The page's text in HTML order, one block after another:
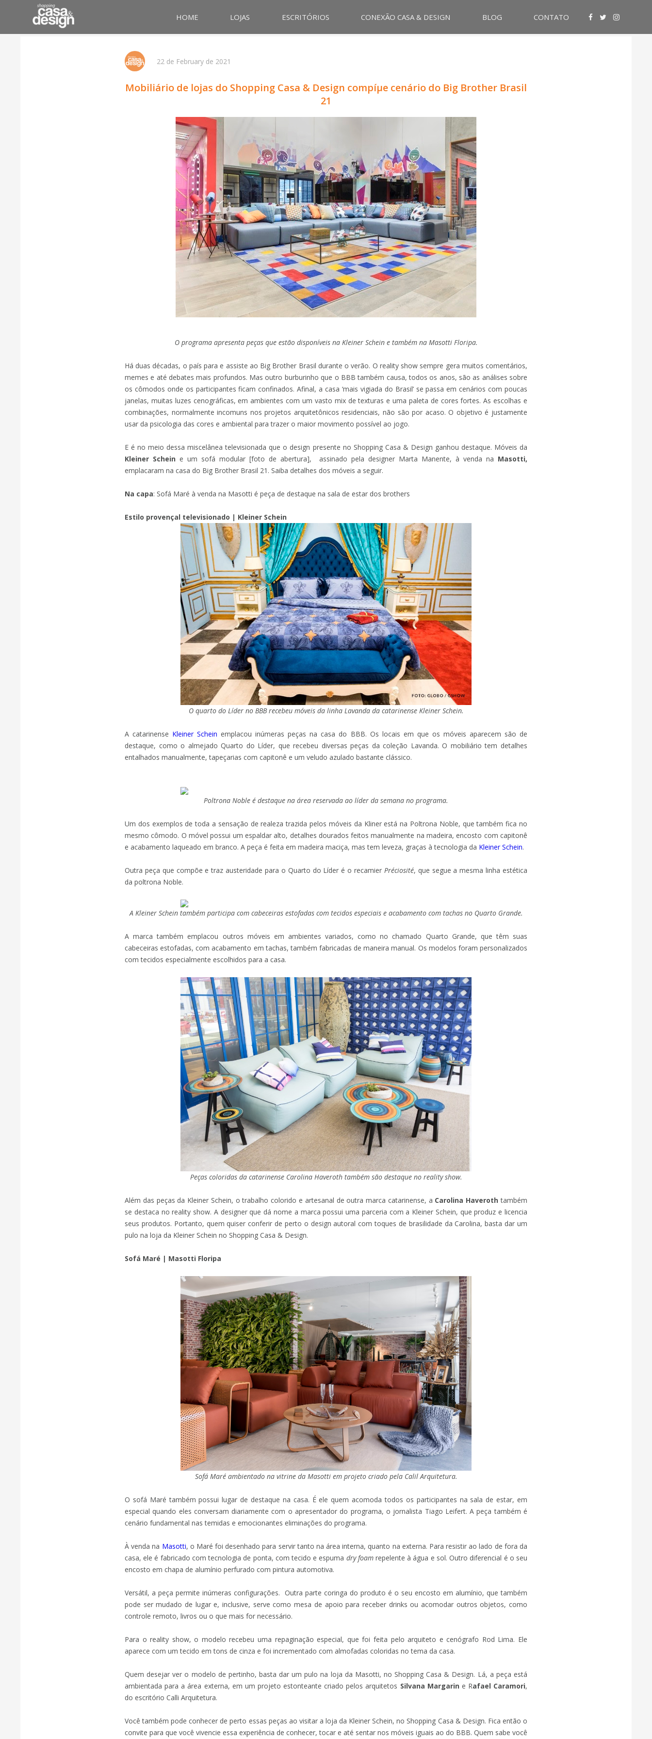
HOME LOJAS ESCRITÓRIOS CONEXÃO CASA & DESIGN BLOG CONTATO
22 de February de 2021
Mobiliário de lojas do Shopping Casa & Design compíµe cenário do Big Brother Brasil
21
O programa apresenta peças que estão disponíveis na Kleiner Schein e também na Masotti Floripa.
Há duas décadas, o país para e assiste ao Big Brother Brasil durante o verão. O reality show sempre gera muitos comentários,
memes e até debates mais profundos. Mas outro burburinho que o BBB também causa, todos os anos, são as análises sobre
os cômodos onde os participantes ficam confinados. Afinal, a casa ‘mais vigiada do Brasil’ se passa em cenários com poucas
janelas, muitas luzes cenográficas, em ambientes com um vasto mix de texturas e uma paleta de cores fortes. As escolhas e
combinações, normalmente incomuns nos projetos arquitetônicos residenciais, não são por acaso. O objetivo é justamente
usar da psicologia das cores e ambiental para trazer o maior movimento possível ao jogo.
E é no meio dessa miscelânea televisionada que o design presente no Shopping Casa & Design ganhou destaque. Móveis da
Kleiner Schein e um sofá modular [foto de abertura], assinado pela designer Marta Manente, à venda na Masotti,
emplacaram na casa do Big Brother Brasil 21. Saiba detalhes dos móveis a seguir.
Na capa: Sofá Maré à venda na Masotti é peça de destaque na sala de estar dos brothers
Estilo provençal televisionado | Kleiner Schein
O quarto do Líder no BBB recebeu móveis da linha Lavanda da catarinense Kleiner Schein.
A catarinense Kleiner Schein emplacou inúmeras peças na casa do BBB. Os locais em que os móveis aparecem são de
destaque, como o almejado Quarto do Líder, que recebeu diversas peças da coleção Lavanda. O mobiliário tem detalhes
entalhados manualmente, tapeçarias com capitonê e um veludo azulado bastante clássico.
Poltrona Noble é destaque na área reservada ao líder da semana no programa.
Um dos exemplos de toda a sensação de realeza trazida pelos móveis da Kliner está na Poltrona Noble, que também fica no
mesmo cômodo. O móvel possui um espaldar alto, detalhes dourados feitos manualmente na madeira, encosto com capitonê
e acabamento laqueado em branco. A peça é feita em madeira maciça, mas tem leveza, graças à tecnologia da Kleiner Schein.
Outra peça que compõe e traz austeridade para o Quarto do Líder é o recamier Préciosité, que segue a mesma linha estética
da poltrona Noble.
A Kleiner Schein também participa com cabeceiras estofadas com tecidos especiais e acabamento com tachas no Quarto Grande.
A marca também emplacou outros móveis em ambientes variados, como no chamado Quarto Grande, que têm suas
cabeceiras estofadas, com acabamento em tachas, também fabricadas de maneira manual. Os modelos foram personalizados
com tecidos especialmente escolhidos para a casa.
Peças coloridas da catarinense Carolina Haveroth também são destaque no reality show.
Além das peças da Kleiner Schein, o trabalho colorido e artesanal de outra marca catarinense, a Carolina Haveroth também
se destaca no reality show. A designer que dá nome a marca possui uma parceria com a Kleiner Schein, que produz e licencia
seus produtos. Portanto, quem quiser conferir de perto o design autoral com toques de brasilidade da Carolina, basta dar um
pulo na loja da Kleiner Schein no Shopping Casa & Design.
Sofá Maré | Masotti Floripa
Sofá Maré ambientado na vitrine da Masotti em projeto criado pela Calil Arquitetura.
O sofá Maré também possui lugar de destaque na casa. É ele quem acomoda todos os participantes na sala de estar, em
especial quando eles conversam diariamente com o apresentador do programa, o jornalista Tiago Leifert. A peça também é
cenário fundamental nas temidas e emocionantes eliminações do programa.
À venda na Masotti, o Maré foi desenhado para servir tanto na área interna, quanto na externa. Para resistir ao lado de fora da
casa, ele é fabricado com tecnologia de ponta, com tecido e espuma dry foamrepelente à água e sol. Outro diferencial é o seu
encosto em chapa de alumínio perfurado com pintura automotiva.
Versátil, a peça permite inúmeras configurações. Outra parte coringa do produto é o seu encosto em alumínio, que também
pode ser mudado de lugar e, inclusive, serve como mesa de apoio para receber drinks ou acomodar outros objetos, como
controle remoto, livros ou o que mais for necessário.
Para o reality show, o modelo recebeu uma repaginação especial, que foi feita pelo arquiteto e cenógrafo Rod Lima. Ele
aparece com um tecido em tons de cinza e foi incrementado com almofadas coloridas no tema da casa.
Quem desejar ver o modelo de pertinho, basta dar um pulo na loja da Masotti, no Shopping Casa & Design. Lá, a peça está
ambientada para a área externa, em um projeto estonteante criado pelos arquitetos Silvana Margarin e Rafael Caramori,
do escritório Calli Arquitetura.
Você também pode conhecer de perto essas peças ao visitar a loja da Kleiner Schein, no Shopping Casa & Design. Fica então o
convite para que você vivencie essa experiência de conhecer, tocar e até sentar nos móveis iguais ao do BBB. Quem sabe você